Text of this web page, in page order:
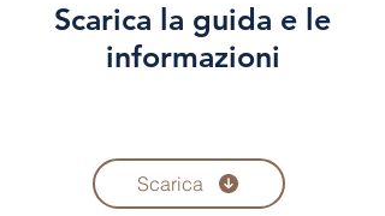
Scarica la guida e le
informazioni
Scarica